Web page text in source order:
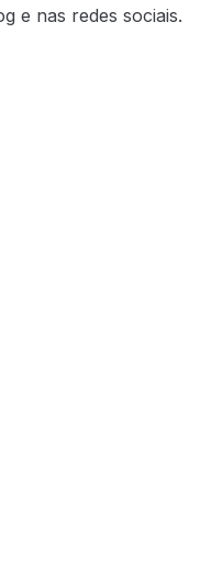
e nas redes sociais.